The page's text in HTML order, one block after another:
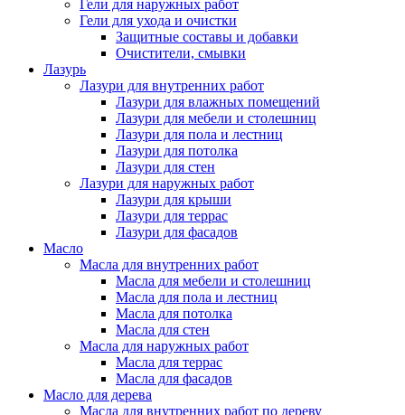
Гели для наружных работ
Гели для ухода и очистки
Защитные составы и добавки
Очистители, смывки
Лазурь
Лазури для внутренних работ
Лазури для влажных помещений
Лазури для мебели и столешниц
Лазури для пола и лестниц
Лазури для потолка
Лазури для стен
Лазури для наружных работ
Лазури для крыши
Лазури для террас
Лазури для фасадов
Масло
Масла для внутренних работ
Масла для мебели и столешниц
Масла для пола и лестниц
Масла для потолка
Масла для стен
Масла для наружных работ
Масла для террас
Масла для фасадов
Масло для дерева
Масла для внутренних работ по дереву